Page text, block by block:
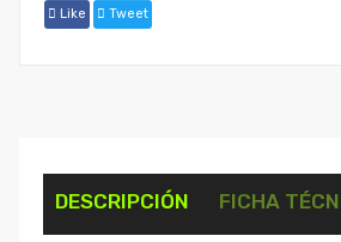
Like Tweet
DESCRIPCIÓN FICHA